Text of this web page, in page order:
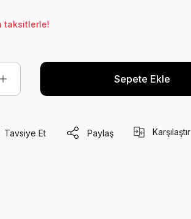
taksitlerle!
Sepete Ekle
Tavsiye Et Paylaş Karşılaştır